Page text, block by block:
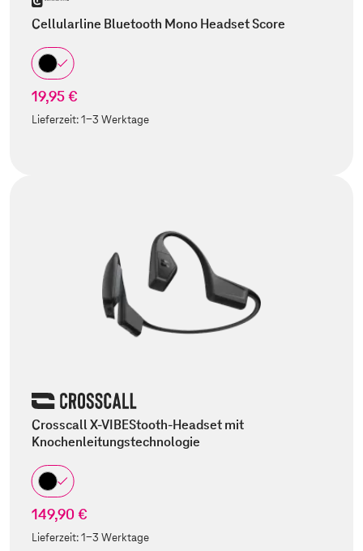
Cellularline Bluetooth Mono Headset Score
19,95 €
Lieferzeit:1-3 Werktage
Crosscall X-VIBEStooth-Headset mit
Knochenleitungstechnologie
149,90 €
Lieferzeit:1-3 Werktage